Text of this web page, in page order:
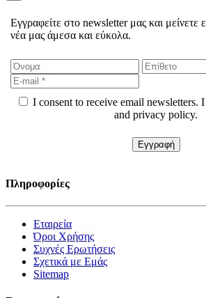
Εγγραφείτε στο newsletter μας και μείνετε
νέα μας άμεσα και εύκολα.
I consent to receive email newsletters.
and privacy policy.
Πληροφορίες
Εταιρεία
Όροι Χρήσης
Συχνές Ερωτήσεις
Σχετικά με Εμάς
Sitemap